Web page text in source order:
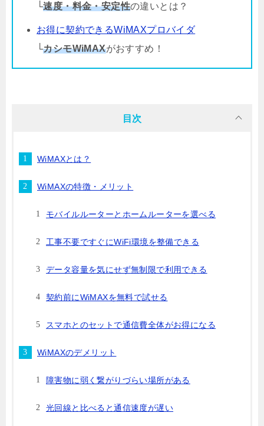
└速度・料金・安定性の違いとは？
お得に契約できるWiMAXプロバイダ
└カシモWiMAXがおすすめ！
目次
WiMAXとは？
WiMAXの特徴・メリット
モバイルルーターとホームルーターを選べる
工事不要ですぐにWiFi環境を整備できる
データ容量を気にせず無制限で利用できる
契約前にWiMAXを無料で試せる
スマホとのセットで通信費全体がお得になる
WiMAXのデメリット
障害物に弱く繋がりづらい場所がある
光回線と比べると通信速度が遅い